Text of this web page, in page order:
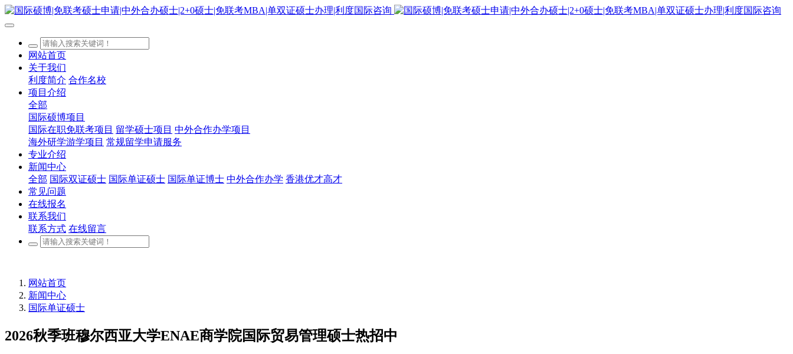
网站首页
关于我们
利度简介 合作名校
项目介绍
全部
国际硕博项目
国际在职免联考项目 留学硕士项目 中外合作办学项目
海外研学游学项目 常规留学申请服务
专业介绍
新闻中心
全部 国际双证硕士 国际单证硕士 国际单证博士 中外合作办学 香港优才高才
常见问题
在线报名
联系我们
联系方式 在线留言
网站首页
新闻中心
国际单证硕士
2026秋季班穆尔西亚大学ENAE商学院国际贸易管理硕士热招中